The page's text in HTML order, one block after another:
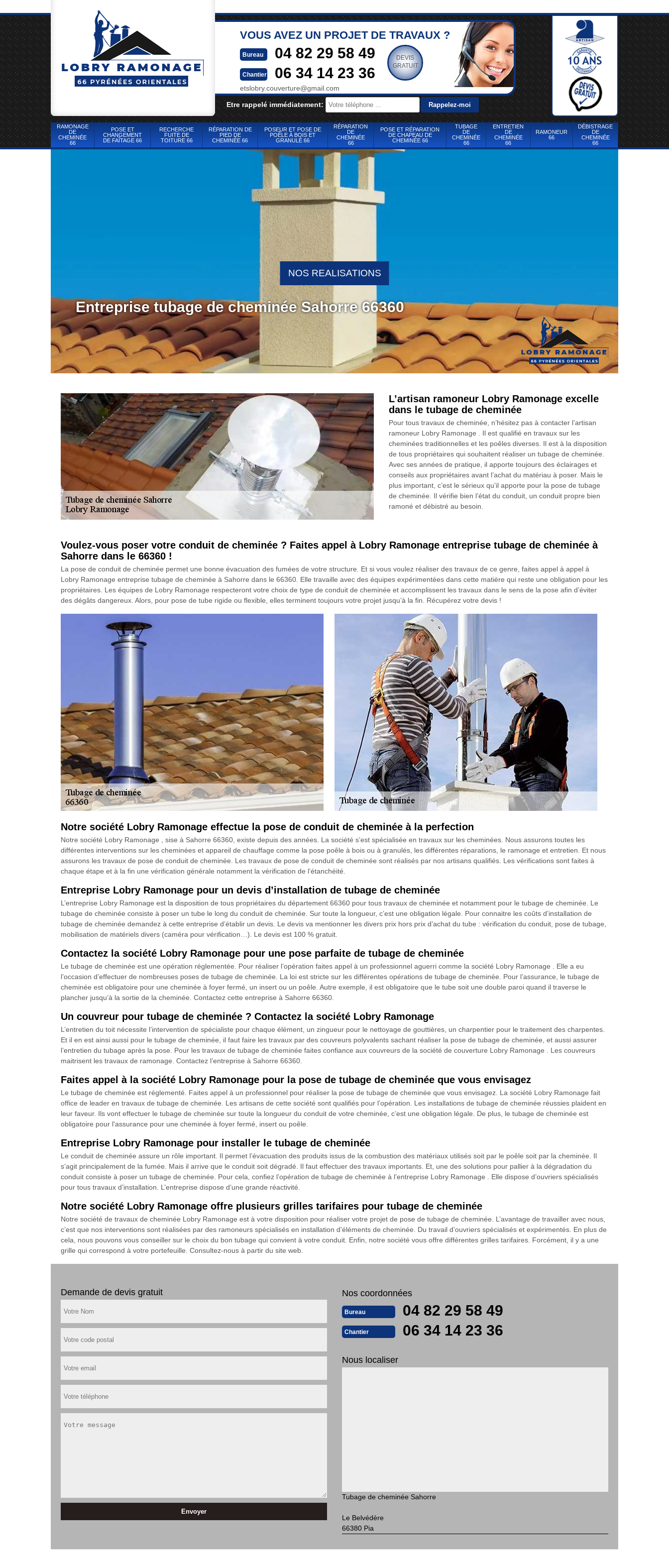
VOUS AVEZ UN PROJET DE TRAVAUX ?
Bureau 04 82 29 58 49
Chantier 06 34 14 23 36
etslobry.couverture@gmail.com
DEVIS
GRATUIT
Etre rappelé immédiatement:
RAMONAGE
DE
CHEMINÉE
66
POSE ET
CHANGEMENT
DE FAÎTAGE 66
RECHERCHE
FUITE DE
TOITURE 66
RÉPARATION DE
PIED DE
CHEMINÉE 66
POSEUR ET POSE DE
POÊLE À BOIS ET
GRANULÉ 66
RÉPARATION
DE
CHEMINÉE
66
POSE ET RÉPARATION
DE CHAPEAU DE
CHEMINÉE 66
TUBAGE
DE
CHEMINÉE
66
ENTRETIEN
DE
CHEMINÉE
66
RAMONEUR
66
DÉBISTRAGE
DE
CHEMINÉE
66
Entreprise tubage de cheminée Sahorre 66360
NOS REALISATIONS
L’artisan ramoneur Lobry Ramonage excelle
dans le tubage de cheminée
Pour tous travaux de cheminée, n’hésitez pas à contacter l’artisan
ramoneur Lobry Ramonage . Il est qualifié en travaux sur les
cheminées traditionnelles et les poêles diverses. Il est à la disposition
de tous propriétaires qui souhaitent réaliser un tubage de cheminée.
Avec ses années de pratique, il apporte toujours des éclairages et
conseils aux propriétaires avant l’achat du matériau à poser. Mais le
plus important, c’est le sérieux qu’il apporte pour la pose de tubage
de cheminée. Il vérifie bien l’état du conduit, un conduit propre bien
ramoné et débistré au besoin.
Voulez-vous poser votre conduit de cheminée ? Faites appel à Lobry Ramonage entreprise tubage de cheminée à
Sahorre dans le 66360 !
La pose de conduit de cheminée permet une bonne évacuation des fumées de votre structure. Et si vous voulez réaliser des travaux de ce genre, faites appel à appel à
Lobry Ramonage entreprise tubage de cheminée à Sahorre dans le 66360. Elle travaille avec des équipes expérimentées dans cette matière qui reste une obligation pour les
propriétaires. Les équipes de Lobry Ramonage respecteront votre choix de type de conduit de cheminée et accomplissent les travaux dans le sens de la pose afin d’éviter
des dégâts dangereux. Alors, pour pose de tube rigide ou flexible, elles terminent toujours votre projet jusqu’à la fin. Récupérez votre devis !
Notre société Lobry Ramonage effectue la pose de conduit de cheminée à la perfection
Notre société Lobry Ramonage , sise à Sahorre 66360, existe depuis des années. La société s’est spécialisée en travaux sur les cheminées. Nous assurons toutes les
différentes interventions sur les cheminées et appareil de chauffage comme la pose poêle à bois ou à granulés, les différentes réparations, le ramonage et entretien. Et nous
assurons les travaux de pose de conduit de cheminée. Les travaux de pose de conduit de cheminée sont réalisés par nos artisans qualifiés. Les vérifications sont faites à
chaque étape et à la fin une vérification générale notamment la vérification de l’étanchéité.
Entreprise Lobry Ramonage pour un devis d’installation de tubage de cheminée
L’entreprise Lobry Ramonage est la disposition de tous propriétaires du département 66360 pour tous travaux de cheminée et notamment pour le tubage de cheminée. Le
tubage de cheminée consiste à poser un tube le long du conduit de cheminée. Sur toute la longueur, c’est une obligation légale. Pour connaitre les coûts d’installation de
tubage de cheminée demandez à cette entreprise d’établir un devis. Le devis va mentionner les divers prix hors prix d’achat du tube : vérification du conduit, pose de tubage,
mobilisation de matériels divers (caméra pour vérification…). Le devis est 100 % gratuit.
Contactez la société Lobry Ramonage pour une pose parfaite de tubage de cheminée
Le tubage de cheminée est une opération réglementée. Pour réaliser l’opération faites appel à un professionnel aguerri comme la société Lobry Ramonage . Elle a eu
l’occasion d’effectuer de nombreuses poses de tubage de cheminée. La loi est stricte sur les différentes opérations de tubage de cheminée. Pour l’assurance, le tubage de
cheminée est obligatoire pour une cheminée à foyer fermé, un insert ou un poêle. Autre exemple, il est obligatoire que le tube soit une double paroi quand il traverse le
plancher jusqu’à la sortie de la cheminée. Contactez cette entreprise à Sahorre 66360.
Un couvreur pour tubage de cheminée ? Contactez la société Lobry Ramonage
L’entretien du toit nécessite l’intervention de spécialiste pour chaque élément, un zingueur pour le nettoyage de gouttières, un charpentier pour le traitement des charpentes.
Et il en est ainsi aussi pour le tubage de cheminée, il faut faire les travaux par des couvreurs polyvalents sachant réaliser la pose de tubage de cheminée, et aussi assurer
l’entretien du tubage après la pose. Pour les travaux de tubage de cheminée faites confiance aux couvreurs de la société de couverture Lobry Ramonage . Les couvreurs
maitrisent les travaux de ramonage. Contactez l’entreprise à Sahorre 66360.
Faites appel à la société Lobry Ramonage pour la pose de tubage de cheminée que vous envisagez
Le tubage de cheminée est réglementé. Faites appel à un professionnel pour réaliser la pose de tubage de cheminée que vous envisagez. La société Lobry Ramonage fait
office de leader en travaux de tubage de cheminée. Les artisans de cette société sont qualifiés pour l’opération. Les installations de tubage de cheminée réussies plaident en
leur faveur. Ils vont effectuer le tubage de cheminée sur toute la longueur du conduit de votre cheminée, c’est une obligation légale. De plus, le tubage de cheminée est
obligatoire pour l'assurance pour une cheminée à foyer fermé, insert ou poêle.
Entreprise Lobry Ramonage pour installer le tubage de cheminée
Le conduit de cheminée assure un rôle important. Il permet l’évacuation des produits issus de la combustion des matériaux utilisés soit par le poêle soit par la cheminée. Il
s’agit principalement de la fumée. Mais il arrive que le conduit soit dégradé. Il faut effectuer des travaux importants. Et, une des solutions pour pallier à la dégradation du
conduit consiste à poser un tubage de cheminée. Pour cela, confiez l’opération de tubage de cheminée à l’entreprise Lobry Ramonage . Elle dispose d’ouvriers spécialisés
pour tous travaux d’installation. L’entreprise dispose d’une grande réactivité.
Notre société Lobry Ramonage offre plusieurs grilles tarifaires pour tubage de cheminée
Notre société de travaux de cheminée Lobry Ramonage est à votre disposition pour réaliser votre projet de pose de tubage de cheminée. L’avantage de travailler avec nous,
c’est que nos interventions sont réalisées par des ramoneurs spécialisés en installation d’éléments de cheminée. Du travail d’ouvriers spécialisés et expérimentés. En plus de
cela, nous pouvons vous conseiller sur le choix du bon tubage qui convient à votre conduit. Enfin, notre société vous offre différentes grilles tarifaires. Forcément, il y a une
grille qui correspond à votre portefeuille. Consultez-nous à partir du site web.
Demande de devis gratuit Nos coordonnées
Bureau 04 82 29 58 49
Chantier 06 34 14 23 36
Nous localiser
Tubage de cheminée Sahorre
Le Belvédère
66380 Pia